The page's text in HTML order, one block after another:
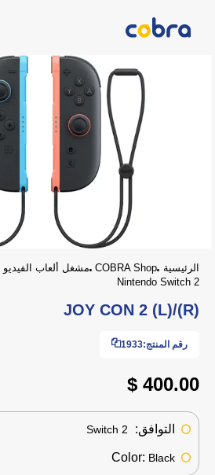
الرئيسية COBRA Shop مشغل ألعاب الفيديو
Nintendo Switch 2
JOY CON 2 (L)/(R)
رقم المنتج:1933
400.00 $
التوافق:
Color: Black